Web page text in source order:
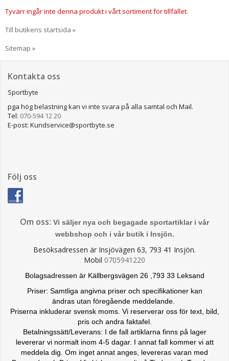
Tyvärr ingår inte denna produkt i vårt sortiment för tillfället.
Till butikens startsida »
Sitemap »
Kontakta oss
Sportbyte
pga hög belastning kan vi inte svara på alla samtal och Mail.
Tel: 070-594 12 20
E-post: Kundservice@sportbyte.se
Följ oss
Om oss: Vi säljer nya och begagade sportartiklar i vår
webbshop och i vår butik i Insjön.
Besöksadressen är Insjövägen 63, 793 41 Insjön.
Mobil 0705941220
Bolagsadressen är Källbergsvägen 26 ,793 33 Leksand
Priser: Samtliga angivna priser och specifikationer kan
ändras utan föregående meddelande.
Priserna inkluderar svensk moms. Vi reserverar oss för text, bild,
pris och andra faktafel.
Betalningssätt/Leverans: I de fall artiklarna finns på lager
levererar vi normalt inom 4-5 dagar. I annat fall kommer vi att
meddela dig. Om inget annat anges, levereras varan med